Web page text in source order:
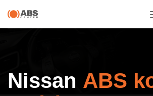
content
Nissan ABS